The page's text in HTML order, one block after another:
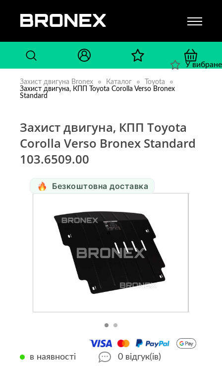
Захист двигуна Bronex Каталог
Toyota
Захист двигуна, КПП Toyota Corolla Verso Bronex
Standard
Захист двигуна, КПП Toyota
Corolla Verso Bronex Standard
103.6509.00
Безкоштовна доставка
У вибране
в наявності 0 відгук(ів)